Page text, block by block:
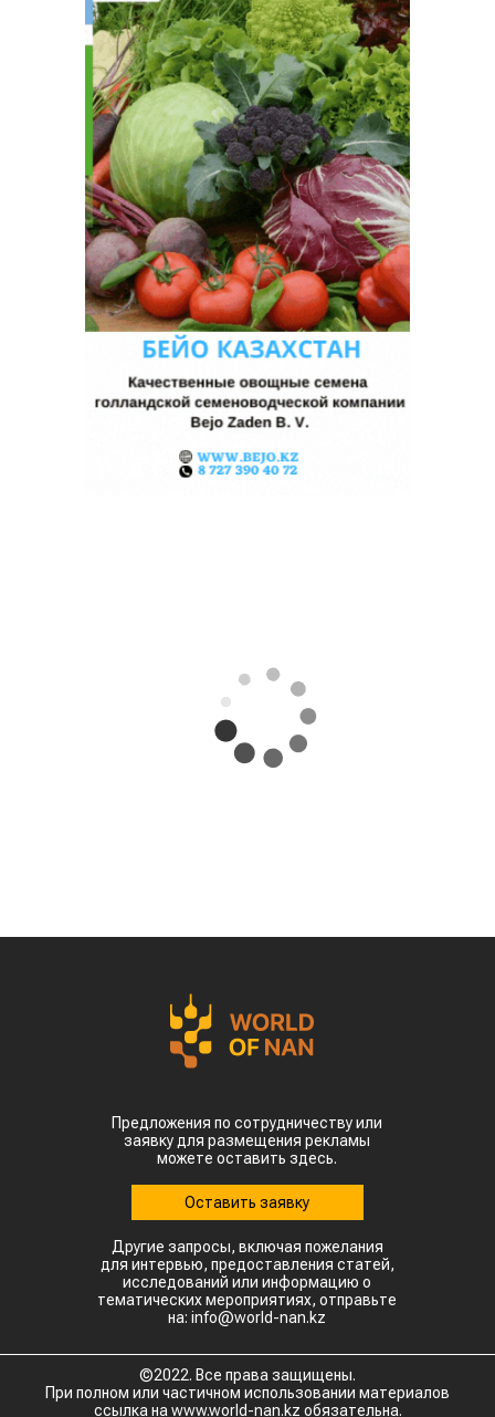
Предложения по сотрудничеству или
заявку для размещения рекламы
можете оставить здесь.
Оставить заявку
Другие запросы, включая пожелания
для интервью, предоставления статей,
исследований или информацию о
тематических мероприятиях, отправьте
на: info@world-nan.kz
©2022. Все права защищены.
При полном или частичном использовании материалов
ссылка на www.world-nan.kz обязательна.